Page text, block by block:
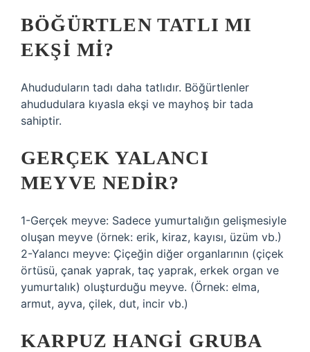
BÖĞÜRTLEN TATLI MI
EKŞI MI?
Ahududuların tadı daha tatlıdır. Böğürtlenler
ahududulara kıyasla ekşi ve mayhoş bir tada
sahiptir.
GERÇEK YALANCI
MEYVE NEDIR?
1-Gerçek meyve: Sadece yumurtalığın gelişmesiyle
oluşan meyve (örnek: erik, kiraz, kayısı, üzüm vb.)
2-Yalancı meyve: Çiçeğin diğer organlarının (çiçek
örtüsü, çanak yaprak, taç yaprak, erkek organ ve
yumurtalık) oluşturduğu meyve. (Örnek: elma,
armut, ayva, çilek, dut, incir vb.)
KARPUZ HANGI GRUBA